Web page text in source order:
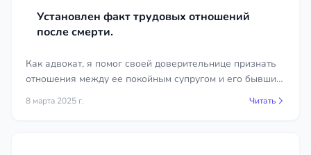
гражданский спор и состав преступления, ведь не
каждая неисполненная сделка является обманом.
По общеуголовным делам на первый план
выходят показания, экспертизы и обстоятельства
происшествия. Адвокат подбирает стратегию
Установлен факт трудовых отношений
после смерти.
Как адвокат, я помог своей доверительнице признать
отношения между ее покойным супругом и его бывшим
работодателем трудовыми.
8 марта 2025 г. Читать